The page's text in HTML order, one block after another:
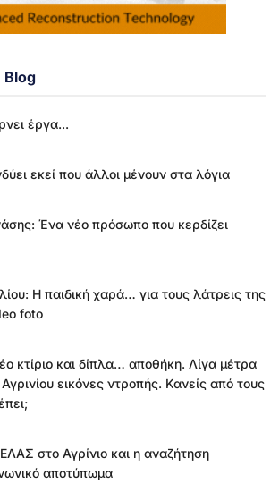
Blog
έργα...
εκεί που άλλοι μένουν στα λόγια
Ένα νέο πρόσωπο που κερδίζει
Η παιδική χαρά… για τους λάτρεις της
foto
κτίριο και δίπλα… αποθήκη. Λίγα μέτρα
εικόνες ντροπής. Κανείς από τους
στο Αγρίνιο και η αναζήτηση
αποτύπωμα